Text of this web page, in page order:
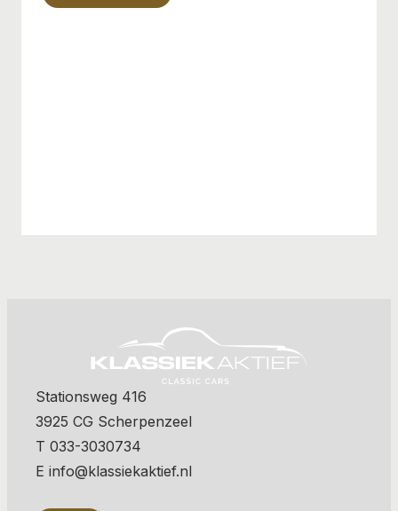
Stationsweg 416
3925 CG Scherpenzeel
T 033-3030734
E info@klassiekaktief.nl